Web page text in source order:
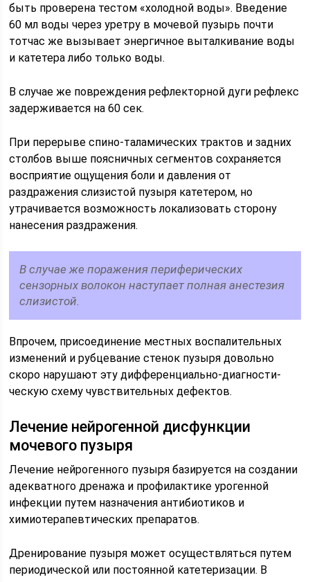
быть проверена тестом «холодной во­ды». Введение
60 мл воды через уретру в мочевой пузырь почти
тотчас же вызывает энергичное выталкивание воды
и катетера либо только воды.
В случае же повреждения рефлекторной дуги рефлекс
задерживается на 60 сек.
При перерыве спино-таламических трактов и задних
столбов выше пояс­ничных сегментов сохраняется
восприятие ощущения боли и давления от
раздражения слизистой пузыря катетером, но
утрачивается возможность локализовать сторону
нанесения раздражения.
В случае же поражения периферических
сензорных волокон наступает полная анестезия
слизистой.
Впрочем, присоединение местных воспалительных
изменений и рубцевание стенок пузыря довольно
скоро нарушают эту дифференциально-диагности­
ческую схему чувствительных дефектов.
Лечение нейрогенной дисфункции
мочевого пузыря
Лечение нейрогенного пузыря базируется на создании
адекватного дре­нажа и профилактике урогенной
инфекции путем назначения антибиотиков и
химиотерапевтических препаратов.
Дренирование пузыря может осуществляться путем
периодической или постоянной катетеризации. В